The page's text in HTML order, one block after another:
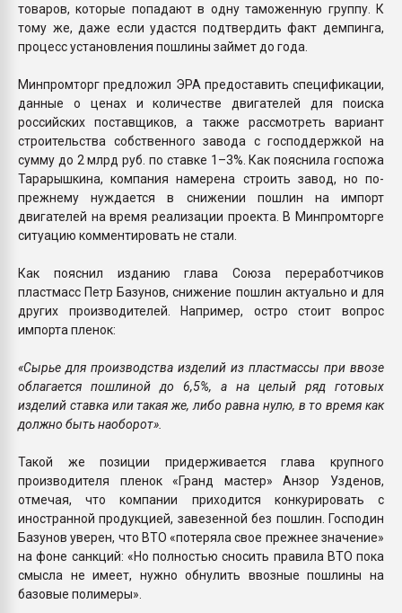
товаров, которые попадают в одну таможенную группу. К
тому же, даже если удастся подтвердить факт демпинга,
процесс установления пошлины займет до года.
Минпромторг предложил ЭРА предоставить спецификации,
данные о ценах и количестве двигателей для поиска
российских поставщиков, а также рассмотреть вариант
строительства собственного завода с господдержкой на
сумму до 2 млрд руб. по ставке 1–3%. Как пояснила госпожа
Тарарышкина, компания намерена строить завод, но по-
прежнему нуждается в снижении пошлин на импорт
двигателей на время реализации проекта. В Минпромторге
ситуацию комментировать не стали.
Как пояснил изданию глава Союза переработчиков
пластмасс Петр Базунов, снижение пошлин актуально и для
других производителей. Например, остро стоит вопрос
импорта пленок:
«Сырье для производства изделий из пластмассы при ввозе
облагается пошлиной до 6,5%, а на целый ряд готовых
изделий ставка или такая же, либо равна нулю, в то время как
должно быть наоборот».
Такой же позиции придерживается глава крупного
производителя пленок «Гранд мастер» Анзор Узденов,
отмечая, что компании приходится конкурировать с
иностранной продукцией, завезенной без пошлин. Господин
Базунов уверен, что ВТО «потеряла свое прежнее значение»
на фоне санкций: «Но полностью сносить правила ВТО пока
смысла не имеет, нужно обнулить ввозные пошлины на
базовые полимеры».